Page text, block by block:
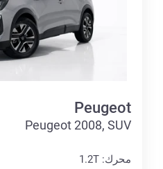
Peugeot
Peugeot 2008, SUV
محرك: 1.2T